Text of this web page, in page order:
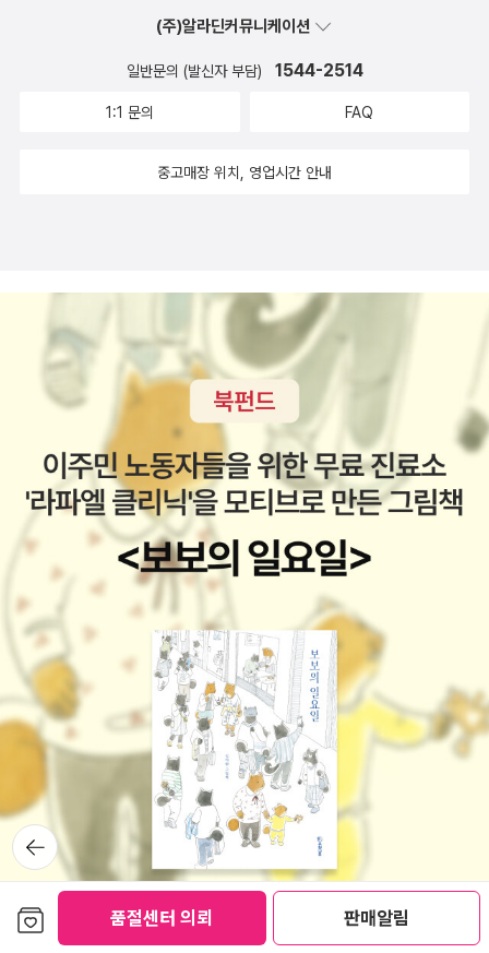
품절센터 의뢰 판매알림
다. 본처를 정신병자로 몰아넣고 재산을 모두 빼앗으려고 했다던 부
분이나 뿔뿔이 흩어진 자식들이 겪었던 수모를 애써 모른척 했던 헤
의 사랑을 이해하기엔 다소 어렵다. 다만 모네는 자식들에 대한 끔찍
본다. 이 책은 모네가 화가로써 삶을 살아가는 일대기를 그림과 함께
잔잔하게 설명하고 있는데 모네의 일대기에 관한 이야기라면 다소 부
족하다는 생각이 들었지만 그림이 보고픈날 그림만 펴봐도 좋은 책이
란 생각이 든다. 또 이 책에 실리지 않은 모네의 다른 작품들도 찾아
보고 싶다는 생각을 갖는다.
으로 파리와 가깝다. 모네의 정원의 명성을 알고 있었던 폴 세잔과 카
트 반 고흐다. 정신병원에 퇴원한 빈센트는 자신의 주치
원을 그렸다. 빈센트가 오베르에 머물던 최후의 시기에 그려진 「까마
에 시달리고 있을 때, 모네는 지베르니의 정원 속에 살면서 그림을 그
리고 있었다. 두 화가의 행보가 대조적이다. 그렇지만 빈센트도 정원
을 사랑한 화가였다. 그는 어렸을 때 살았던 집의 정원을 잊지 않았다.
영국에 살았을 때 정원 조경 일을 한 적도 있었다. 고흐는 정원 속에서
시간을 보내거나 그림을 그릴 때 큰 행복감을 느꼈다. 고흐와 모네 두
사람 모두 생각하기 싫은 고통스러운 시간을 마주했다. 고흐는 더 이
상 말할 것도 없다. 모네는 가족들의 죽음에 실의에 빠졌고, 두 눈이
백내장에 걸려 그림을 그릴 수 없는 지경에 이르렀다. 그렇지만 마음
을 크게 다친 두 사람은 정원에서 예술에 대한 열정을 찾았으며 위로
를 얻었다. 만약에 빈센트가 지베르니에 정착했다면, 아니면 반대로
모네가 오베르에 정원이 딸린 작업실을 세웠다면 과연 두 사람은 역
사적인 조우가 이루어졌을까? 주관적인 상상력을 덧붙이자면 두 사
람의 만남이 성사되지 못했을 것 같다. 발작이 언제 일어날지 모를 정
도로 빈센트의 건강이 좋지 않았고, 정원을 찾는 손님이 부쩍 늘어나
자 모네는 외부인의 출입을 막았다. 아무래도 서로 친해지기가 무척
힘들었을 듯하다. ※ 그림 이미지는 위키아트(http://www.wikiart.
org/)에서 가져왔다.
바람이 하늘과 대지로 나타나는 삶과 죽음의 경계를 지배하도록 함으
바라보는 어린 신사의 시선, 바로 모네의 사랑에 찬 눈빛을 등장시킴
으로써 그림 전체의 안정감을 도모하고 있는 것이다. 사실 이 그림에
다. 클로드 모네 「양산을 들고 있는 카미유와 아들 장」 1875년
드물다. 그는 지금까지 밝혀진 것만 해도 무려 56점의 작품에서 카미
유를 화폭에 담았다. 모네는 다른 모델은 마다하고 오직 카미유만을
불러들였고 카미유도 청년의 순수함에 이끌려 즐거운 마음으로 아틀
리에를 방문하곤 했다. 둘은 낮에는 화가와 모델로 만났고 밤에는 연
인으로 만나 떨어질 줄 몰랐다. 꿈같은 행복의 연속이었지만 그들을
둘러싼 세상은 젊은 커플을 끊임없이 괴롭혔다. 카미유와의 동거 이
후로 큰아들 장을 임신했지만 모네의 식구들은 두 사람의 결혼을 반
대했다. 모네가 동거를 시작할 때만 해도 그의 집에서 약간의 보조금
을 보내줬는데 1870년 카미유와 혼례를 올린 다음부터 아예 송금을
끊어버렸다. 견디기 힘든 고통의 세월이 그의 사랑을 시샘이라도 하
듯 앞길을 가로막았다. 며칠 동안 맹물만 마시며 넘기는 때도 있었다.
클로드 모네 「정원의 여인들」 1866~1867년경 “저는 어느 때보
다 행복합니다. 지금 작업을 많이 하고 있습니다.” (클로드 모네, 이주
헌 『화가와 모델』 중에서, 175쪽) 그러나 가난의 세월 속에서도 모네
의 창작욕은 더욱 뜨거워졌다. 카미유를 향한 사랑의 열정 또한 마찬
가지였다. 1866~1867년에 제작된 「정원의 여인들」에 나오는 네 명
의 여인은 모두 같은 사람이다. 바로 카미유이다. 1871년부터 모네
의 그림이 인기를 얻게 되면서 지긋지긋한 가난에서 벗어나는 듯했
다. 그러나 여느 예술가들이 그렇듯 모네 역시 셈이 흐렸다. 그는 이런
꿈 같은 현실이 마냥 계속될 줄 알고 돈을 물 쓰듯 쓰기 시작했다. 그
러나 이듬해 그를 후원한 화랑이 재정난을 겪게 되면서 수입은 순식
간에 3분의 1 이하로 줄었다. 카미유는 가난한 시절의 낙태 후유증을
뒤로가
기
(주)알라딘커뮤니케이션
일반문의 (발신자 부담) 1544-2514
1:1 문의 FAQ
중고매장 위치, 영업시간 안내